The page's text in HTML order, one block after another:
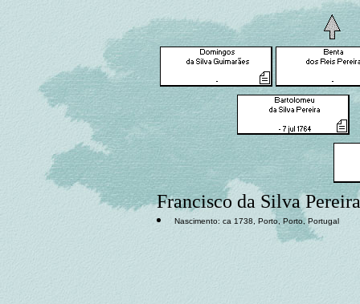
Francisco da Silva Pereira
Nascimento: ca 1738, Porto, Porto, Portugal